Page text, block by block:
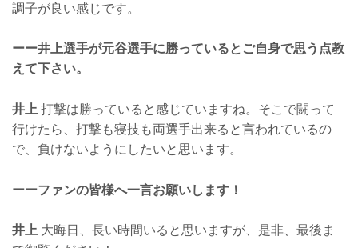
調子が良い感じです。
ーー井上選手が元谷選手に勝っているとご自身で思う点教
えて下さい。
井上 打撃は勝っていると感じていますね。そこで闘って
行けたら、打撃も寝技も両選手出来ると言われているの
で、負けないようにしたいと思います。
ーーファンの皆様へ一言お願いします！
井上 大晦日、長い時間いると思いますが、是非、最後ま